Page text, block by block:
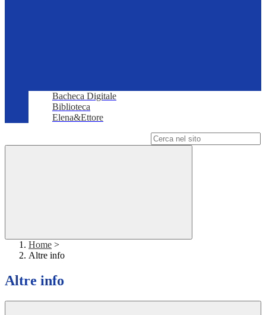
Bacheca Digitale
Biblioteca
Elena&Ettore
Home >
Altre info
Altre info